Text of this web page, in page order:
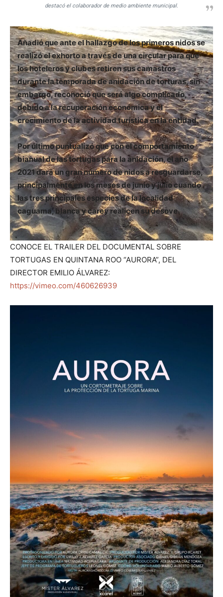
destacó el colaborador de medio ambiente municipal.
Añadió que ante el hallazgo de los primeros nidos se
realizó el exhorto a través de una circular para que
los hoteleros y clubes retiren sus camastros
durante la temporada de anidación de torturas, sin
embargo, reconoció que será algo complicado,
debido a la recuperación económica y el
crecimiento de la actividad turística en la entidad.
Por último puntualizó que con el comportamiento
bianual de las tortugas para la anidación, el año
2021 dará un gran número de nidos a resguardarse,
principalmente en los meses de junio y julio cuando
las tres principales especies de la localidad
caguama, blanca y carey realicen su desove.
CONOCE EL TRAILER DEL DOCUMENTAL SOBRE
TORTUGAS EN QUINTANA ROO “AURORA”, DEL
DIRECTOR EMILIO ÁLVAREZ:
https://vimeo.com/460626939